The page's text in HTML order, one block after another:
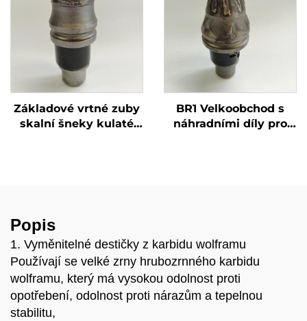
Základové vrtné zuby
skalní šneky kulaté
BR1 Velkoobchod s
náhradními díly pro
Popis
1. Vyměnitelné destičky z karbidu wolframu
Používají se velké zrny hrubozrnného karbidu
wolframu, který má vysokou odolnost proti
opotřebení, odolnost proti nárazům a tepelnou
stabilitu,